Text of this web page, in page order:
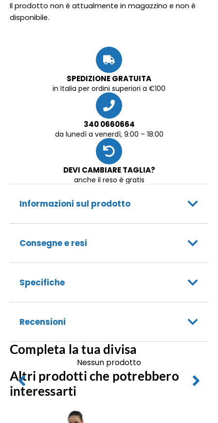
Il prodotto non è attualmente in magazzino e non è
disponibile.
SPEDIZIONE GRATUITA
in Italia per ordini superiori a €100
340 0660664
da lunedì a venerdì, 9:00 – 18:00
DEVI CAMBIARE TAGLIA?
anche il reso è gratis
Informazioni sul prodotto
Consegne e resi
Specifiche
Recensioni
Completa la tua divisa
Nessun prodotto
Altri prodotti che potrebbero
interessarti